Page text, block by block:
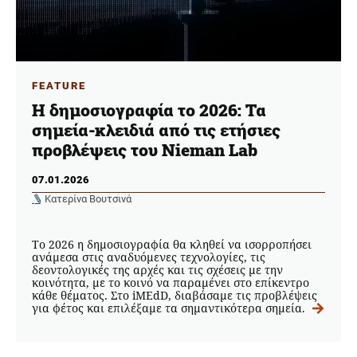
FEATURE
Η δημοσιογραφία το 2026: Τα
σημεία-κλειδιά από τις ετήσιες
προβλέψεις του Nieman Lab
07.01.2026
Κατερίνα Βουτσινά
Το 2026 η δημοσιογραφία θα κληθεί να ισορροπήσει
ανάμεσα στις αναδυόμενες τεχνολογίες, τις
δεοντολογικές της αρχές και τις σχέσεις με την
κοινότητα, με το κοινό να παραμένει στο επίκεντρο
κάθε θέματος. Στο iMEdD, διαβάσαμε τις προβλέψεις
για φέτος και επιλέξαμε τα σημαντικότερα σημεία.